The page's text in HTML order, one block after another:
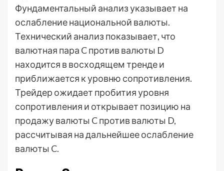
Фундаментальный анализ указывает на
ослабление национальной валюты.
Технический анализ показывает, что
валютная пара C против валюты D
находится в восходящем тренде и
приближается к уровню сопротивления.
Трейдер ожидает пробития уровня
сопротивления и открывает позицию на
продажу валюты C против валюты D,
рассчитывая на дальнейшее ослабление
валюты C.